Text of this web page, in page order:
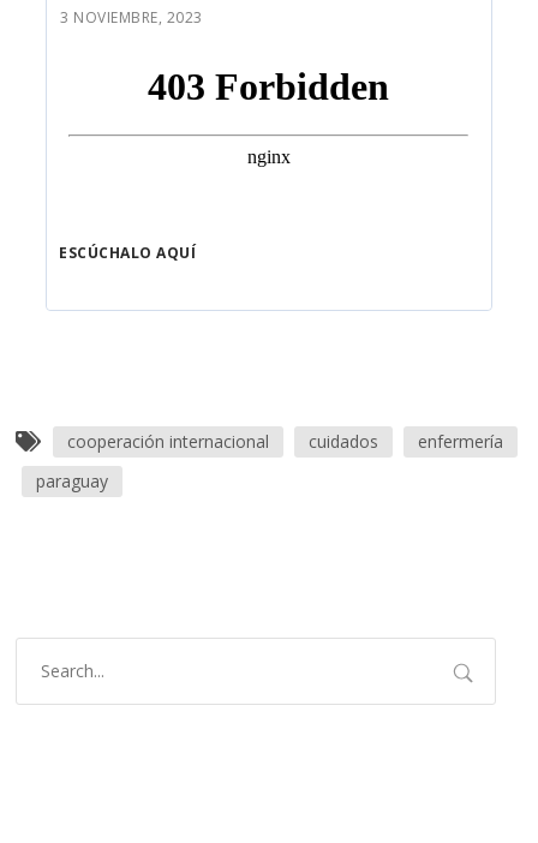
3 NOVIEMBRE, 2023
ESCÚCHALO AQUÍ
cooperación internacional cuidados
enfermería
paraguay